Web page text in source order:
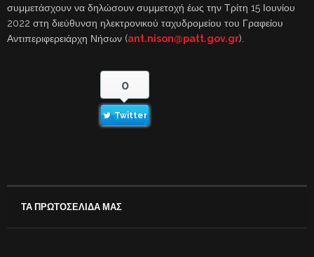
συμμετάσχουν να δηλώσουν συμμετοχή έως την Τρίτη 15 Ιουνίου
2022 στη διεύθυνση ηλεκτρονικού ταχυδρομείου του Γραφείου
Αντιπεριφερειάρχη Νήσων (ant.nison@patt.gov.gr).
0
Twitter
ΤΑ ΠΡΩΤΟΣΕΛΙΔΑ ΜΑΣ